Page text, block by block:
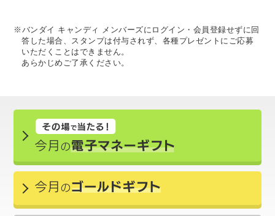
※バンダイ キャンディ メンバーズにログイン・会員登録せずに回
答した場合、スタンプは付与されず、各種プレゼントにご応募
いただくことはできません。
あらかじめご了承ください。